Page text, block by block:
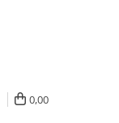
0,00